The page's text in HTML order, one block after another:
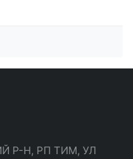
Р-Н, РП ТИМ, УЛ